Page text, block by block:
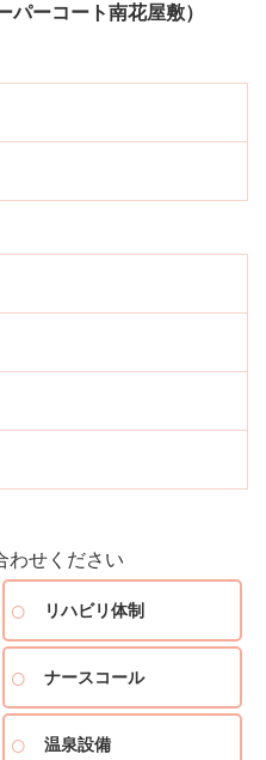
パーコート南花屋敷）
わせください
リハビリ体制
ナースコール
温泉設備